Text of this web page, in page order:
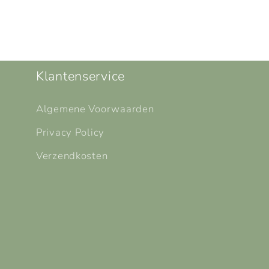
Klantenservice
Algemene Voorwaarden
Privacy Policy
Verzendkosten